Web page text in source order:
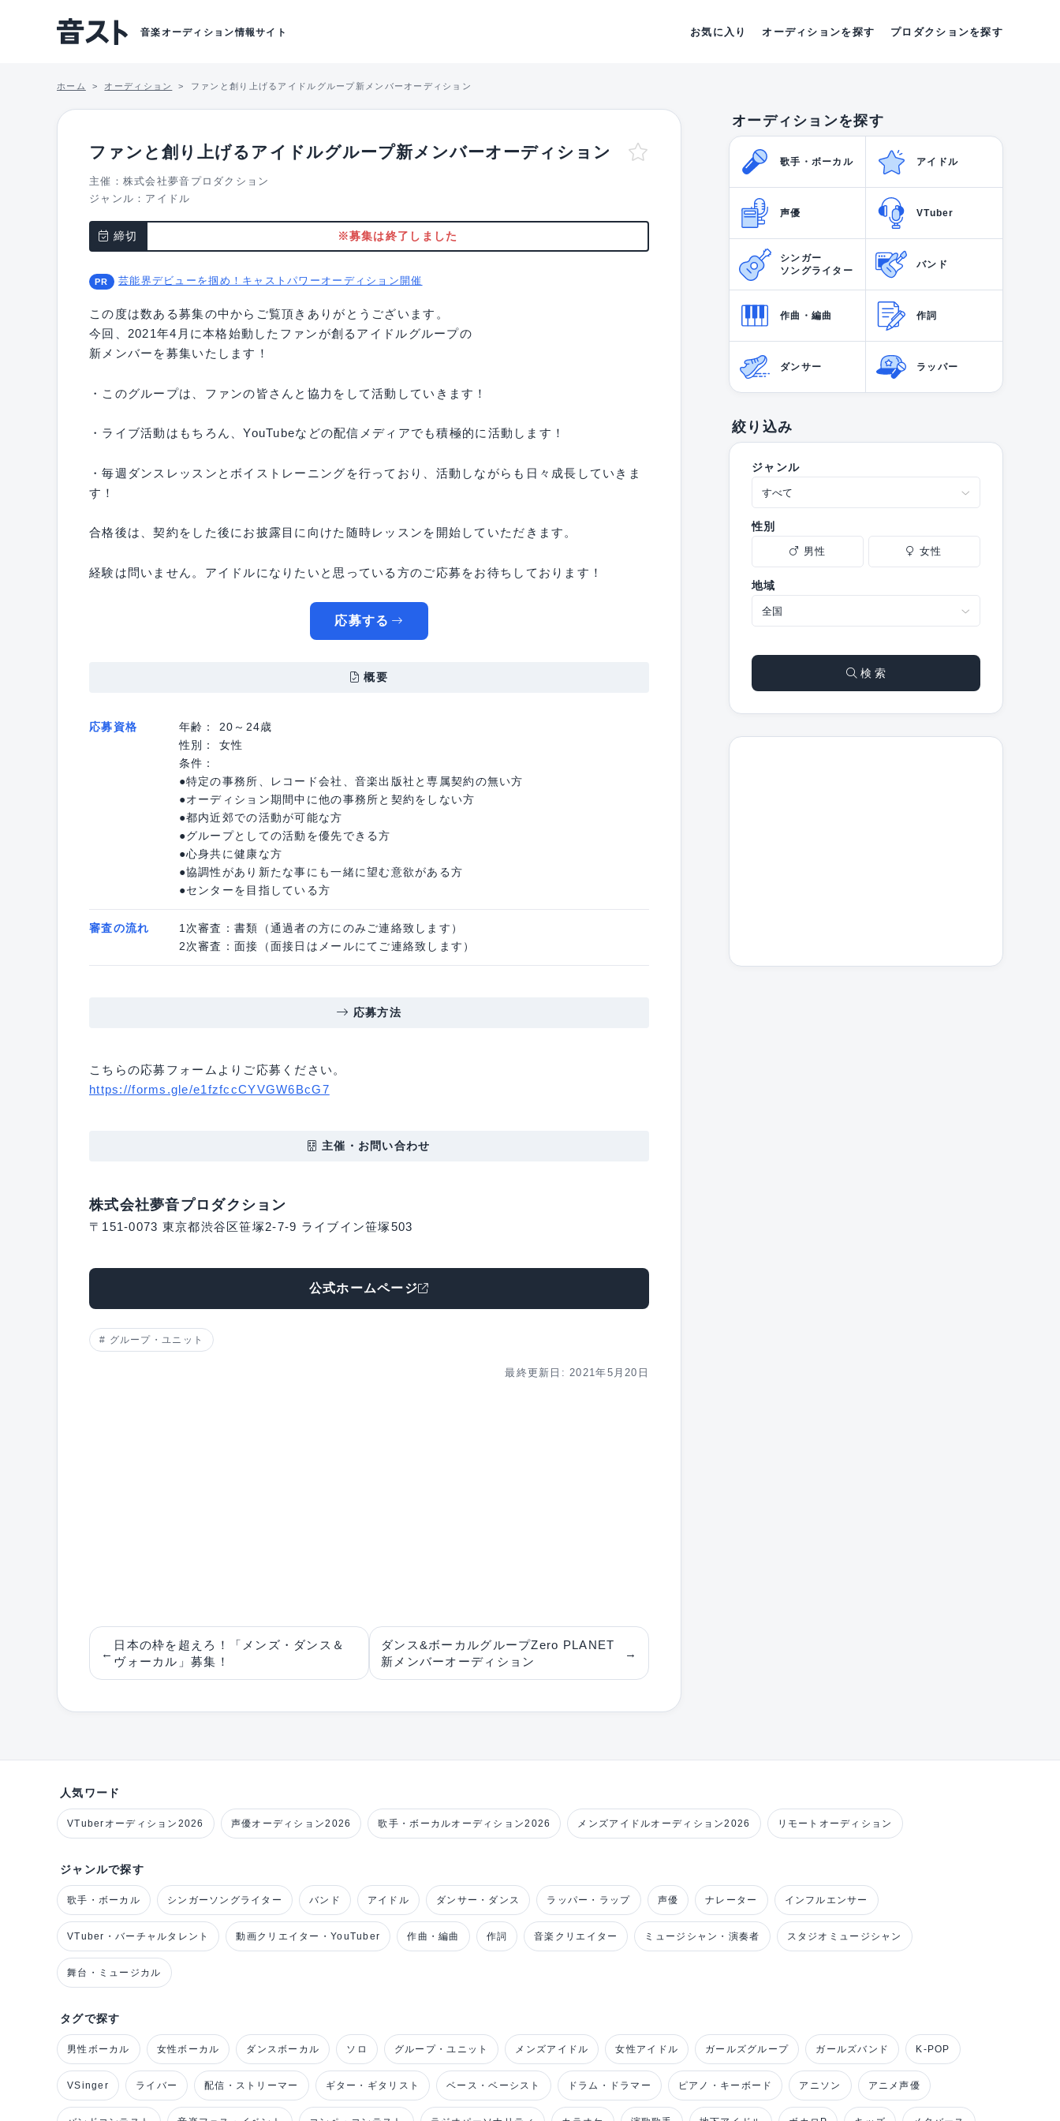
音楽オーディション情報サイト お気に入り オーディションを探す プロダクションを探す
ホーム オーディション ファンと創り上げるアイドルグループ新メンバーオーディション
ファンと創り上げるアイドルグループ新メンバーオーディション
主催：株式会社夢音プロダクション
ジャンル： アイドル
締切 ※募集は終了しました
芸能界デビューを掴め！キャストパワーオーディション開催
この度は数ある募集の中からご覧頂きありがとうございます。
今回、2021年4月に本格始動したファンが創るアイドルグループの
新メンバーを募集いたします！
・このグループは、ファンの皆さんと協力をして活動していきます！
・ライブ活動はもちろん、YouTubeなどの配信メディアでも積極的に活動します！
・毎週ダンスレッスンとボイストレーニングを行っており、活動しながらも日々成長していきま
す！
合格後は、契約をした後にお披露目に向けた随時レッスンを開始していただきます。
経験は問いません。アイドルになりたいと思っている方のご応募をお待ちしております！
応募する
概要
応募資格
年齢： 20～24歳
性別： 女性
条件：
●特定の事務所、レコード会社、音楽出版社と専属契約の無い方
●オーディション期間中に他の事務所と契約をしない方
●都内近郊での活動が可能な方
●グループとしての活動を優先できる方
●心身共に健康な方
●協調性があり新たな事にも一緒に望む意欲がある方
●センターを目指している方
審査の流れ
1次審査：書類（通過者の方にのみご連絡致します）
2次審査：面接（面接日はメールにてご連絡致します）
応募方法
こちらの応募フォームよりご応募ください。
https://forms.gle/e1fzfccCYVGW6BcG7
主催・お問い合わせ
株式会社夢音プロダクション
〒151-0073 東京都渋谷区笹塚2-7-9 ライブイン笹塚503
公式ホームページ
グループ・ユニット
最終更新日: 2021年5月20日
←
日本の枠を超えろ！「メンズ・ダンス＆
ヴォーカル」募集！
ダンス&ボーカルグループZero PLANET
新メンバーオーディション
→
オーディションを探す
歌手・ボーカル アイドル
声優 VTuber
シンガー
ソングライター
バンド
作曲・編曲 作詞
ダンサー ラッパー
絞り込み
ジャンル
性別
男性 女性
地域
検 索
人気ワード
VTuberオーディション2026 声優オーディション2026 歌手・ボーカルオーディション2026 メンズアイドルオーディション2026 リモートオーディション
ジャンルで探す
歌手・ボーカル シンガーソングライター バンド アイドル ダンサー・ダンス ラッパー・ラップ 声優 ナレーター インフルエンサー
VTuber・バーチャルタレント 動画クリエイター・YouTuber 作曲・編曲 作詞 音楽クリエイター ミュージシャン・演奏者 スタジオミュージシャン
舞台・ミュージカル
タグで探す
男性ボーカル 女性ボーカル ダンスボーカル ソロ グループ・ユニット メンズアイドル 女性アイドル ガールズグループ ガールズバンド K-POP
VSinger ライバー 配信・ストリーマー ギター・ギタリスト ベース・ベーシスト ドラム・ドラマー ピアノ・キーボード アニソン アニメ声優